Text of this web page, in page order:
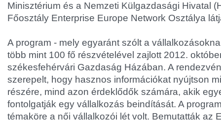
Minisztérium és a Nemzeti Külgazdasági Hivatal
Főosztály Enterprise Europe Network Osztálya
A program - mely egyaránt szólt a
több mint 100 fő részvételével zajlott 2012.
székesfehérvári Gazdaság Házában. A
szerepelt, hogy hasznos információkat nyújtson
részére, mind azon érdeklődők számára, akik
fontolgatják egy vállalkozás beindítását. A
témaköre a női vállalkozói lét volt. Bemutatták az